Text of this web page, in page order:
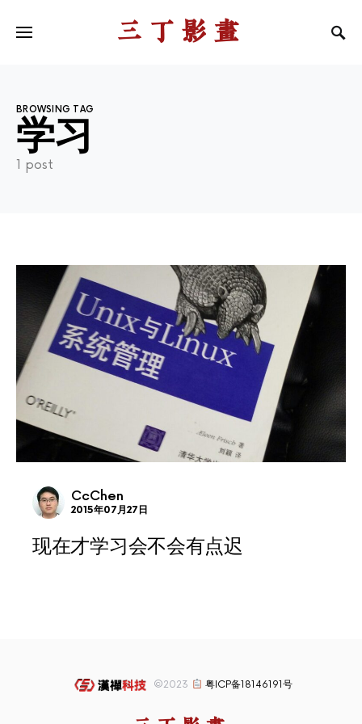
三丁影画
BROWSING TAG
学习
1 post
CcChen
2015年07月27日
现在才学习会不会有点迟
©2023 粤ICP备18146191号